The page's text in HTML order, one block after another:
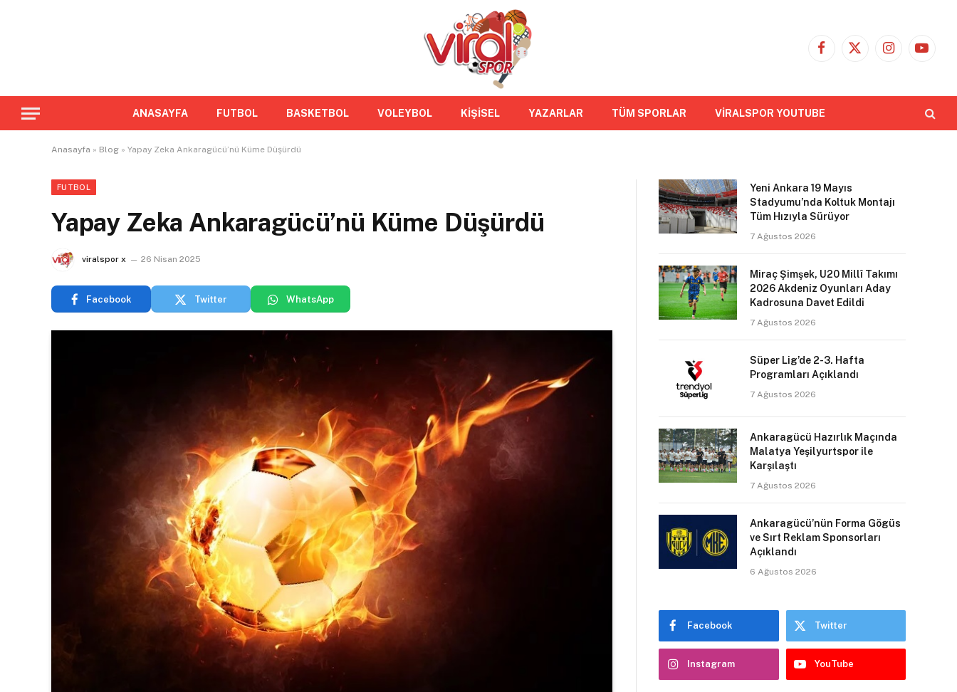
Facebook
X
Instagram
ANASAYFA FUTBOL BASKETBOL VOLEYBOL KİŞİSEL YAZARLAR TÜM SPORLAR VİRALSPOR YOUTUBE
Anasayfa » Blog » Yapay Zeka Ankaragücü’nü Küme Düşürdü
FUTBOL
Yapay Zeka Ankaragücü’nü Küme Düşürdü
viralspor x 26 Nisan 2025
Facebook Twitter WhatsApp
Yeni Ankara 19 Mayıs
Stadyumu’nda Koltuk Montajı
Tüm Hızıyla Sürüyor
7 Ağustos 2026
Miraç Şimşek, U20 Millî Takımı
2026 Akdeniz Oyunları Aday
Kadrosuna Davet Edildi
7 Ağustos 2026
Süper Lig’de 2-3. Hafta
Programları Açıklandı
7 Ağustos 2026
Ankaragücü Hazırlık Maçında
Malatya Yeşilyurtspor ile
Karşılaştı
7 Ağustos 2026
Ankaragücü’nün Forma Gögüs
ve Sırt Reklam Sponsorları
Açıklandı
6 Ağustos 2026
Facebook Twitter
Instagram YouTube